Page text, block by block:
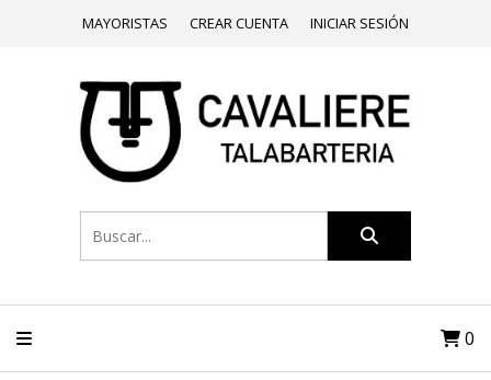
MAYORISTAS CREAR CUENTA INICIAR SESIÓN
0